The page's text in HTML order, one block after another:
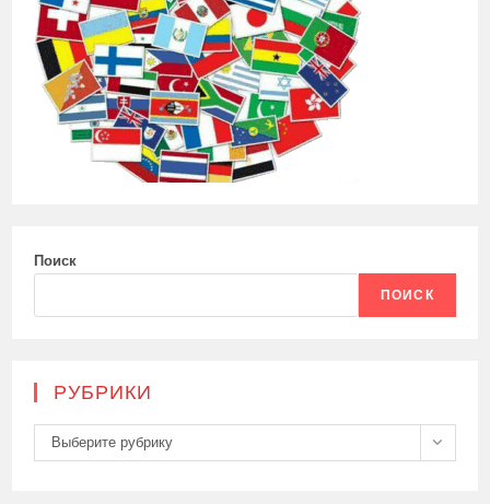
Поиск
ПОИСК
РУБРИКИ
Рубрики
Выберите рубрику